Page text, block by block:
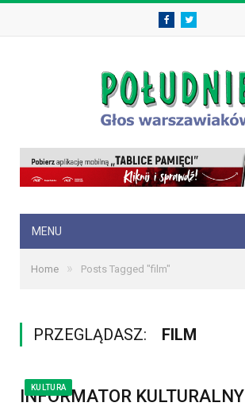
FacebookTwitter
MENU
Home » Posts Tagged "film"
PRZEGLĄDASZ: FILM
KULTURA
INFORMATOR KULTURALNY